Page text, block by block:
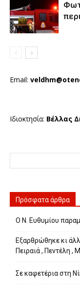
Email:
Ιδιοκτησία: Βέλλας
Πρόσφατα άρθρα
Ο Ν. Ευθυμίου
Εξαρθρώθηκε κι
Πειραιά , Πεντέλη ,
Σε καφετέρια στη